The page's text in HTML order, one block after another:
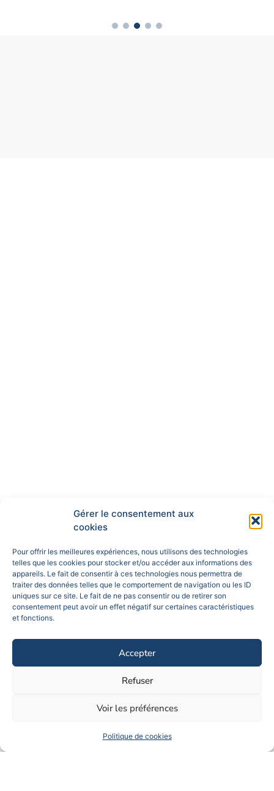
Gérer le consentement aux
cookies
Pour offrir les meilleures expériences, nous utilisons des technologies
telles que les cookies pour stocker et/ou accéder aux informations des
appareils. Le fait de consentir à ces technologies nous permettra de
traiter des données telles que le comportement de navigation ou les ID
uniques sur ce site. Le fait de ne pas consentir ou de retirer son
consentement peut avoir un effet négatif sur certaines caractéristiques
et fonctions.
Accepter
Refuser
Voir les préférences
Politique de cookies